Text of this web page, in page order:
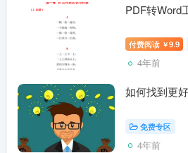
PDF转Word
付费阅读 ￥9.9
4年前
如何找到更
免费专区
4年前